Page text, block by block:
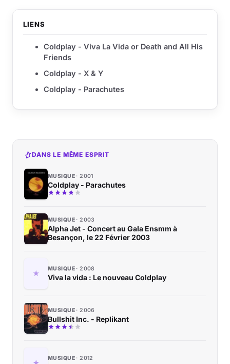
LIENS
Coldplay - Viva La Vida or Death and All His
Friends
Coldplay - X & Y
Coldplay - Parachutes
DANS LE MÊME ESPRIT
MUSIQUE 2001
Coldplay - Parachutes
MUSIQUE 2003
Alpha Jet - Concert au Gala Ensmm à
Besançon, le 22 Février 2003
MUSIQUE 2008
Viva la vida : Le nouveau Coldplay
MUSIQUE 2006
Bullshit Inc. - Replikant
MUSIQUE 2012